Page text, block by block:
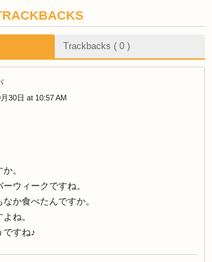
Trackbacks ( 0 )
30日 at 10:57 AM
。
ウィークですね。
か食べたんですか。
ね。
ですね♪